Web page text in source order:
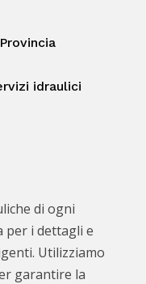
idraulici
di ogni
per i dettagli e
Utilizziamo
garantire la